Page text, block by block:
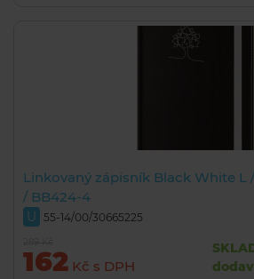
Linkovaný zápisník Black White L
/ BB424-4
U 55-14/00/30665225
162 Kč s DPH